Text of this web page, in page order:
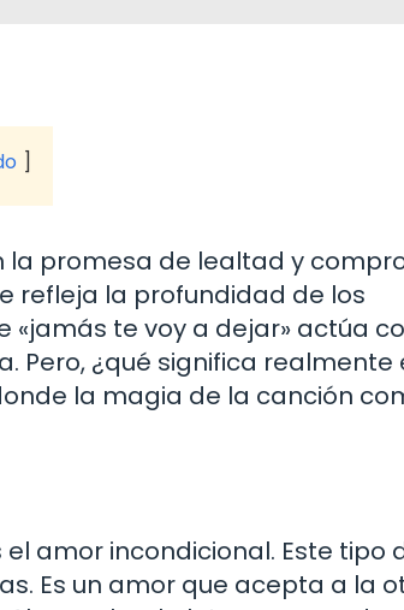
la promesa de lealtad y
refleja la profundidad de los
te voy a dejar» actúa
Pero, ¿qué significa realmente
la magia de la canción
amor incondicional. Este tipo
Es un amor que acepta a la